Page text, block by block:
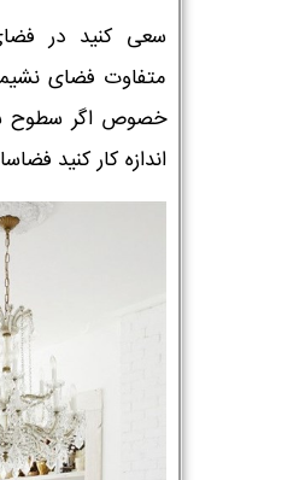
سعی کنید در
متفاوت فضای
خصوص اگر سطوح
اندازه کار کنید